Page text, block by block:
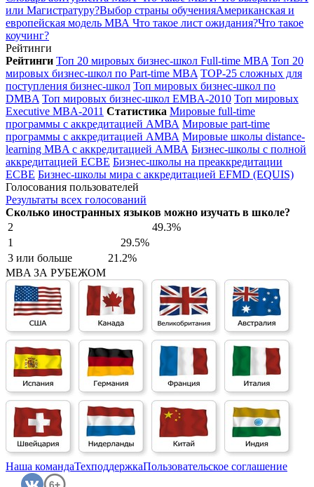
или Магистратуру?Выбор страны обученияАмериканская и
европейская модель МВА Что такое лист ожидания?Что такое
коучинг?
Рейтинги
Рейтинги Топ 20 мировых бизнес-школ Full-time MBA Топ 20
мировых бизнес-школ по Part-time MBA TOP-25 сложных для
поступления бизнес-школ Топ мировых бизнес-школ по
DMBA Топ мировых бизнес-школ EMBA-2010 Топ мировых
Executive MBA-2011 Cтатистика Мировые full-time
программы с аккредитацией АМВА Мировые part-time
программы с аккредитацией АМВА Мировые школы distance-
learning MBA с аккредитацией АМВА Бизнес-школы с полной
аккредитацией ECBE Бизнес-школы на преаккредитации
ECBE Бизнес-школы мира с аккредитацией EFMD (EQUIS)
Голосования пользователей
Результаты всех голосований
Сколько иностранных языков можно изучать в школе?
2
49.3%
1
29.5%
3 или больше
21.2%
MBA ЗА РУБЕЖОМ
Наша командаТехподдержкаПользовательское соглашение